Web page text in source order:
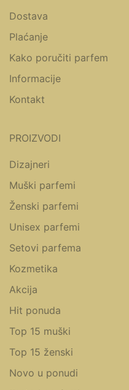
Dostava
Plaćanje
Kako poručiti parfem
Informacije
Kontakt
PROIZVODI
Dizajneri
Muški parfemi
Ženski parfemi
Unisex parfemi
Setovi parfema
Kozmetika
Akcija
Hit ponuda
Top 15 muški
Top 15 ženski
Novo u ponudi